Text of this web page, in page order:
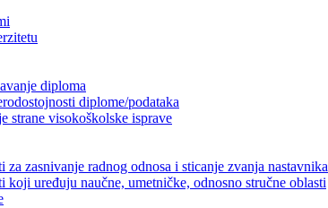
diploma
diplome/podataka
strane visokoškolske isprave
za zasnivanje radnog odnosa i sticanje zvanja nastavnika
koji uređuju naučne, umetničke, odnosno stručne oblasti